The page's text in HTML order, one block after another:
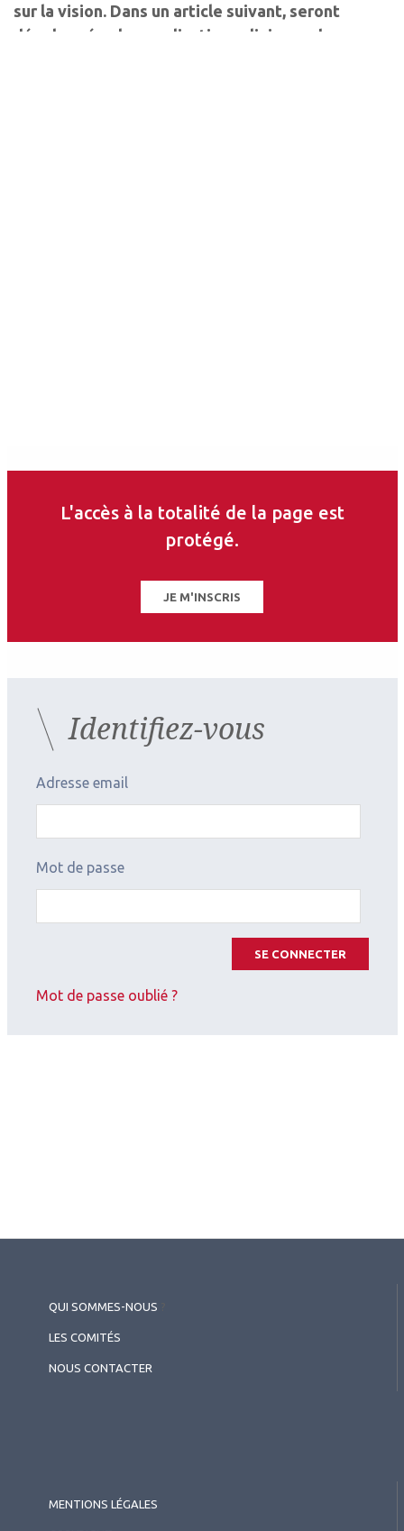
sur la vision. Dans un article suivant, seront
développées les applications cliniques de
utilisation des LLM et du RAG en
ophtalmologie
Optique
champ étendue et
performances visuelles à
distance du bras tendu…
L'accès à la totalité de la page est
protégé.
JE M'INSCRIS
Identifiez-vous
Adresse email
Mot de passe
SE CONNECTER
Mot de passe oublié ?
QUI SOMMES-NOUS
LES COMITÉS
NOUS CONTACTER
MENTIONS LÉGALES